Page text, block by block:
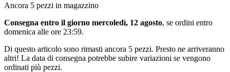
Ancora 5 pezzi in magazzino
Consegna entro il giorno mercoledì, 12 agosto, se ordini entro
domenica alle ore 23:59.
Di questo articolo sono rimasti ancora 5 pezzi. Presto ne arriveranno
altri! La data di consegna potrebbe subire variazioni se vengono
ordinati più pezzi.